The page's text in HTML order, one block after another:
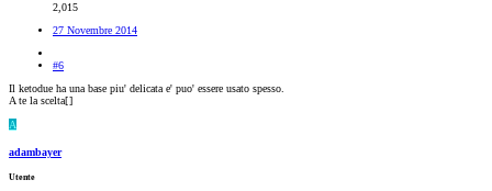
2,015
27 Novembre 2014
#6
Il ketodue ha una base piu' delicata e' puo' essere usato spesso.
A te la scelta[]
A
adambayer
Utente